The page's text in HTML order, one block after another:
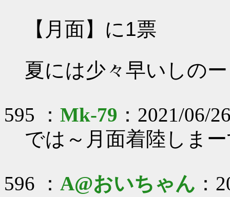
【月面】に1票
夏には少々早いしのー
595 ： Mk-79 ：2021/06/
では～月面着陸しま
596 ： A@おいちゃん ：